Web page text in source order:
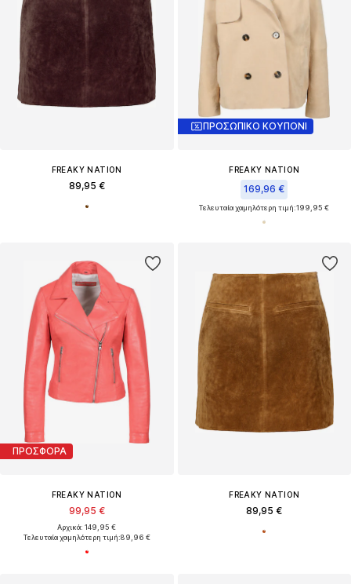
FREAKY NATION
89,95 €
ΠΡΟΣΩΠΙΚΟ ΚΟΥΠΟΝΙ
FREAKY NATION
169,96 €
Τελευταία χαμηλότερη τιμή:199,95 €
ΠΡΟΣΦΟΡΑ
FREAKY NATION
99,95 €
Αρχικά: 149,95 €
Τελευταία χαμηλότερη τιμή:89,96 €
FREAKY NATION
89,95 €